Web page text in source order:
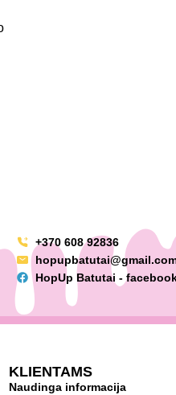
+370 608 92836
HopUp Batutai -
KLIENTAMS
Naudinga informacija